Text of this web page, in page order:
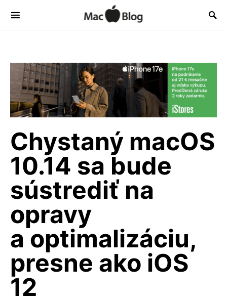
Chystaný macOS
10.14 sa bude
sústrediť na
opravy
a optimalizáciu,
presne ako iOS
12